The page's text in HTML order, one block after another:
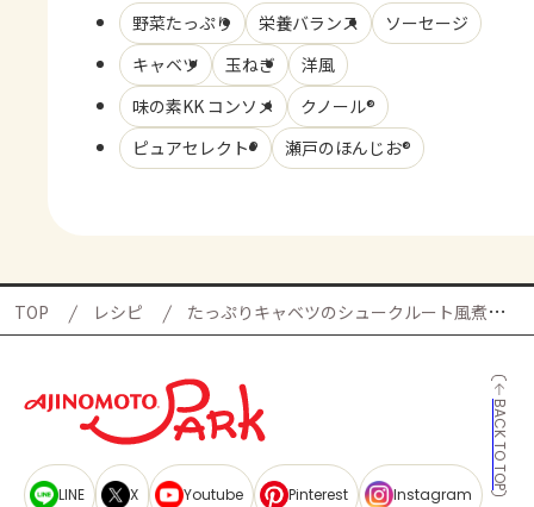
野菜たっぷり 栄養バランス
ソーセージ
キャベツ
玉ねぎ
洋風
味の素KK コンソメ
クノール®
ピュアセレクト®
瀬戸のほんじお®
TOP レシピ たっぷりキャベツのシュークルート風煮込みの献立
BACK TO TOP
LINE X Youtube Pinterest Instagram